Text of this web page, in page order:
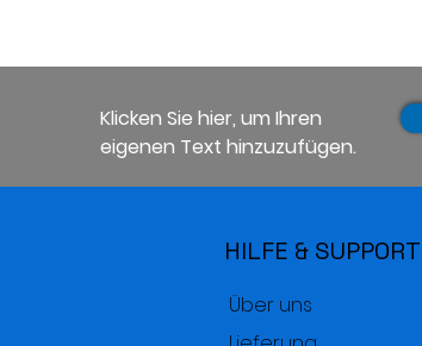
und PelzwarenKlicken Sie hier, um Ihren
eigenen Text hinzuzufügen.
HILFE & SUPPORT
Über uns